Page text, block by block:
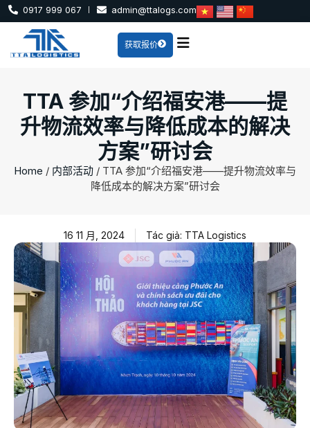
0917 999 067 admin@ttalogs.com
获取报价
TTA 参加“介绍福安港——提
升物流效率与降低成本的解决
方案”研讨会
Home / 内部活动 / TTA 参加“介绍福安港——提升物流效率与
降低成本的解决方案”研讨会
16 11 月, 2024 Tác giả: TTA Logistics